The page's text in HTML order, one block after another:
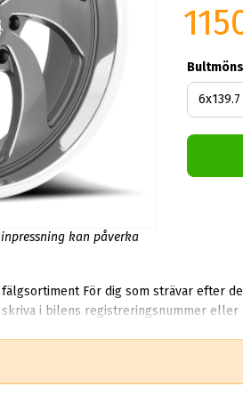
kan påverka
rätt val. På ABS Wheels så har vi gjort
i bilens registreringsnummer